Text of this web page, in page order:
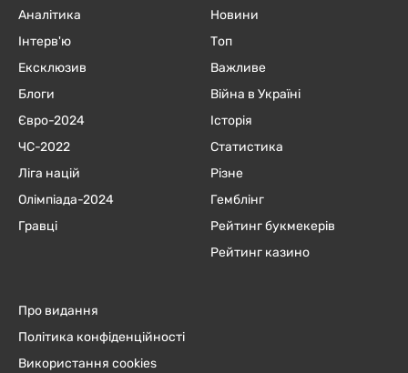
Аналітика
Інтерв'ю
Ексклюзив
Блоги
Євро-2024
ЧC-2022
Ліга націй
Олімпіада-2024
Гравці
Новини
Топ
Важливе
Війна в Україні
Історія
Статистика
Різне
Гемблінг
Рейтинг букмекерів
Рейтинг казино
Про видання
Політика конфіденційності
Використання cookies